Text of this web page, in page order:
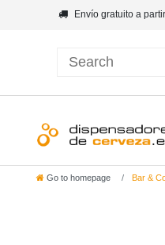
Envío gratuito a
Go to homepage Bar &